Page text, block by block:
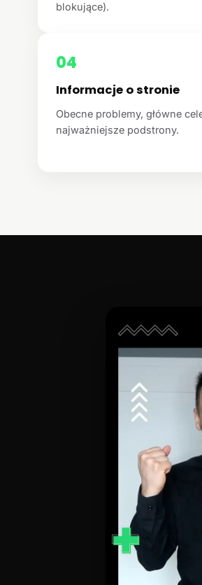
blokujące).
04
Informacje o stronie
Obecne problemy, główne
najważniejsze podstrony.